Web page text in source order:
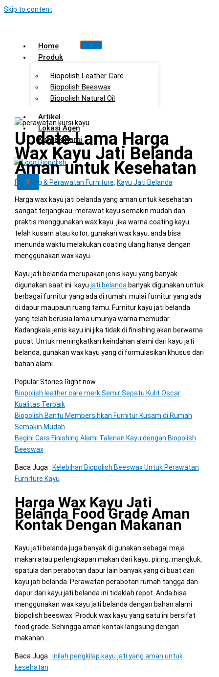
Skip to content
Home
Produk
Biopolish Leather Care
Biopolish Beeswax
Biopolish Natural Oil
Artikel
Lokasi Agen
Kontak Kami
X
Update Lama Harga
Wax Kayu Jati Belanda
Aman untuk Kesehatan
Finishing & Perawatan Furniture, Kayu Jati Belanda
Harga wax kayu jati belanda yang aman untuk kesehatan
sangat terjangkau. merawat kayu semakin mudah dan
praktis menggunakan wax kayu. jika warna coating kayu
telah kusam atau kotor, gunakan wax kayu. anda bisa
menunda waktu melakukan coating ulang hanya dengan
menggunakan wax kayu.
Kayu jati belanda merupakan jenis kayu yang banyak
digunakan saat ini. kayu jati belanda banyak digunakan untuk
berbagai furnitur yang ada di rumah. mulai furnitur yang ada
di dapur maupaun ruang tamu. Furnitur kayu jati belanda
yang telah berusia lama umunya warna memudar.
Kadangkala jenis kayu ini jika tidak di finishing akan berwarna
pucat. Untuk meningkatkan keindahan alami dari kayu jati
belanda, gunakan wax kayu yang di formulasikan khusus dari
bahan alami.
Popular Stories Right now
Biopolish leather care merk Semir Sepatu Kulit Oscar
Kualitas Terbaik
Biopolish Bantu Membersihkan Furnitur Kusam di Rumah
Semakin Mudah
Begini Cara Finishing Alami Talenan Kayu dengan Biopolish
Beeswax
Baca Juga : Kelebihan Biopolish Beeswax Untuk Perawatan
Furniture Kayu
Harga Wax Kayu Jati
Belanda Food Grade Aman
Kontak Dengan Makanan
Kayu jati belanda juga banyak di gunakan sebagai meja
makan atau perlengkapan makan dari kayu. piring, mangkuk,
spatula dan perabotan dapur lain banyak yang di buat dari
kayu jati belanda. Perawatan perabotan rumah tangga dan
dapur dari kayu jati belanda ini tidaklah repot. Anda bisa
menggunakan wax kayu jati belanda dengan bahan alami
biopolish beeswax. Produk wax kayu yang satu ini bersifat
food grade. Sehingga aman kontak langsung dengan
makanan.
Baca Juga : inilah pengkilap kayu jati yang aman untuk
kesehatan